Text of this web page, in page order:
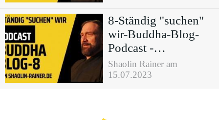
8-Ständig "suchen"
wir-Buddha-Blog-
Podcast -
Buddhismus im
Alltag
Shaolin Rainer am
15.07.2023